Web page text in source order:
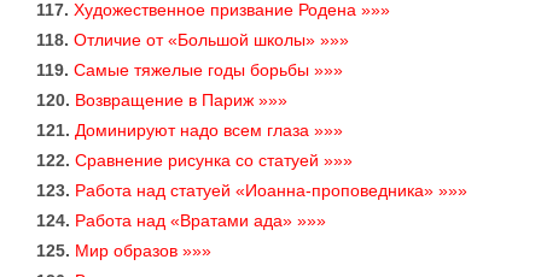
117. Художественное призвание Родена »»»
118. Отличие от «Большой школы» »»»
119. Самые тяжелые годы борьбы »»»
120. Возвращение в Париж »»»
121. Доминируют надо всем глаза »»»
122. Сравнение рисунка со статуей »»»
123. Работа над статуей «Иоанна-проповедника» »»»
124. Работа над «Вратами ада» »»»
125. Мир образов »»»